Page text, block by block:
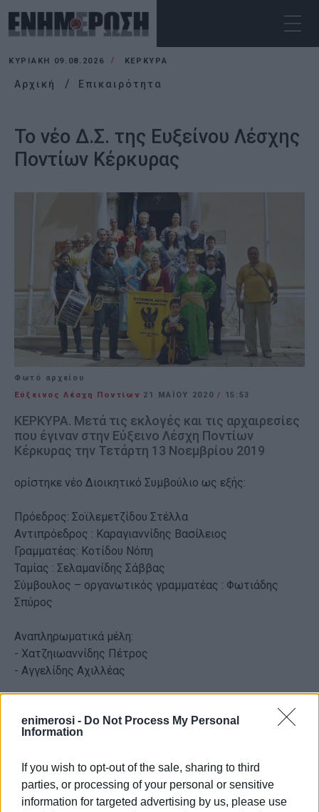
enimerosi - Do Not Process My Personal
Information
If you wish to opt-out of the sale, sharing to third
parties, or processing of your personal or sensitive
information for targeted advertising by us, please use
ΚΥΡΙΑΚΉ 09.08.2026 ΚΕΡΚΥΡΑ
Αρχική Επικαιρότητα
Το νέο Δ.Σ. της Ευξείνου Λέσχης
Ποντίων Κέρκυρας
Φωτό αρχείου
Εύξεινος Λέσχη Ποντίων 21 ΜΑΪ́ΟΥ 2020/ 15:53
ΚΕΡΚΥΡΑ. Μετά τις εκλογές και τις αρχαιρεσίες
που έγιναν στην Εύξεινο Λέσχη Ποντίων
Κέρκυρας την Τετάρτη 13 Νοεμβρίου 2019
ορίστηκε νέο Διοικητικό Συμβούλιο ως εξής:
Πρόεδρος: Σοϊλεμετζίδου Στέλλα
Αντιπρόεδρος : Καραγιαννίδης Βασίλειος
Γραμματέας: Κοτίδου Νόπη
Ταμίας : Σελαμανίδης Σάββας
Σύμβουλος – οργανωτικός γραμματέας : Φωτιάδης
Σπύρος
Αναπληρωματικά μέλη:
- Χατζηιωαννίδης Πέτρος
- Αγγελίδης Αχιλλέας
των φίλων, των μελών και λοιπών για οποιαδήποτε
πληροφορία.
Με εκτίμηση
Για το Δ.Σ.